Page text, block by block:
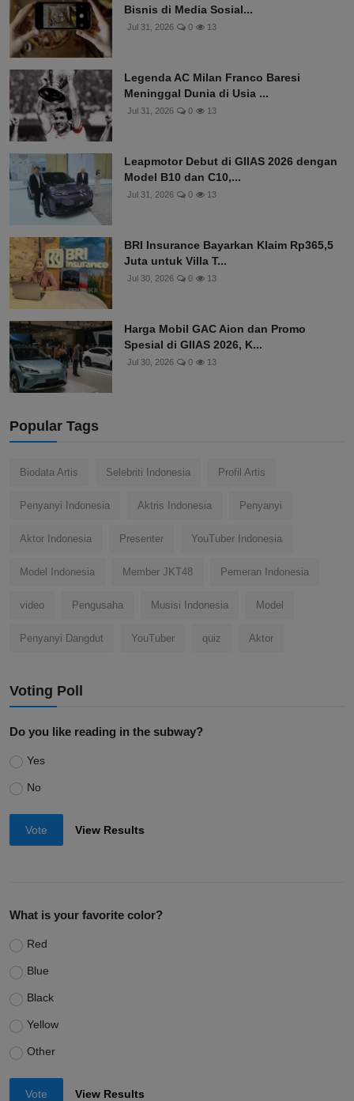
Bisnis di Media Sosial...
Jul 31, 2026 0 13
Legenda AC Milan Franco Baresi
Meninggal Dunia di Usia ...
Jul 31, 2026 0 13
Leapmotor Debut di GIIAS 2026 dengan
Model B10 dan C10,...
Jul 31, 2026 0 13
BRI Insurance Bayarkan Klaim Rp365,5
Juta untuk Villa T...
Jul 30, 2026 0 13
Harga Mobil GAC Aion dan Promo
Spesial di GIIAS 2026, K...
Jul 30, 2026 0 13
Popular Tags
Biodata Artis Selebriti Indonesia Profil Artis
Penyanyi Indonesia Aktris Indonesia Penyanyi
Aktor Indonesia Presenter YouTuber Indonesia
Model Indonesia Member JKT48 Pemeran Indonesia
video Pengusaha Musisi Indonesia Model
Penyanyi Dangdut YouTuber quiz Aktor
Voting Poll
Do you like reading in the subway?
Yes
No
Vote View Results
What is your favorite color?
Red
Blue
Black
Yellow
Other
Vote View Results